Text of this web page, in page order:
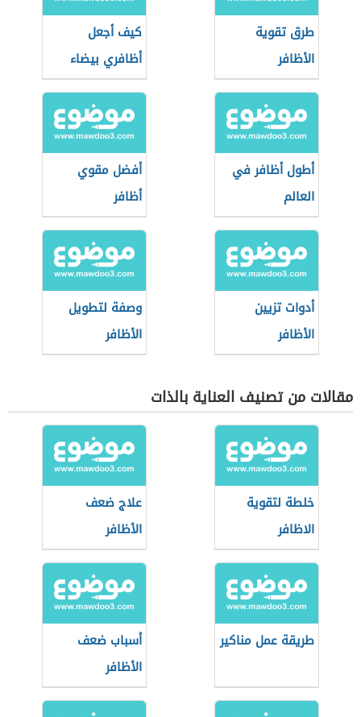
طرق تقوية
الأظافر
كيف أجعل
أظافري بيضاء
أطول أظافر في
العالم
أفضل مقوي
أظافر
أدوات تزيين
الأظافر
وصفة لتطويل
الأظافر
مقالات من تصنيف العناية بالذات
خلطة لتقوية
الاظافر
علاج ضعف
الأظافر
طريقة عمل مناكير
أسباب ضعف
الأظافر